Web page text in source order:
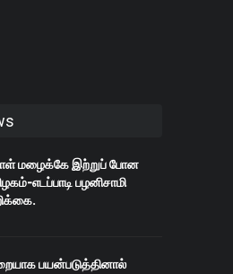
மழைக்கே இற்றுப் போன
எடப்பாடி பழனிசாமி
பயன்படுத்தினால்